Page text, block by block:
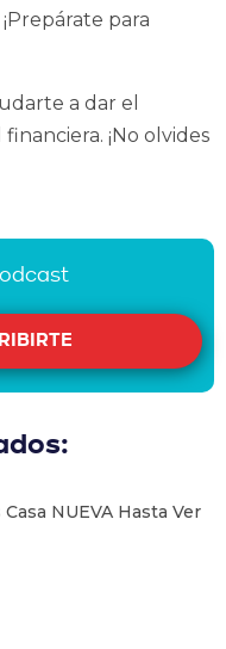
para
a dar el
¡No olvides
NUEVA Hasta Ver